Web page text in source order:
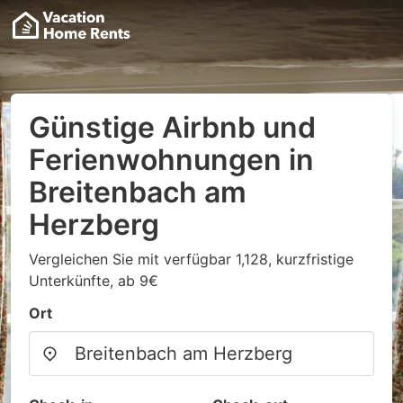
Günstige Airbnb und
Ferienwohnungen in
Breitenbach am
Herzberg
Vergleichen Sie mit verfügbar 1,128, kurzfristige
Unterkünfte, ab 9€
Ort